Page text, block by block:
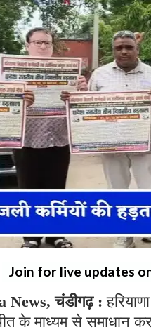
Join for live updates
News, चंडीगढ़ :
के माध्यम से समाधान